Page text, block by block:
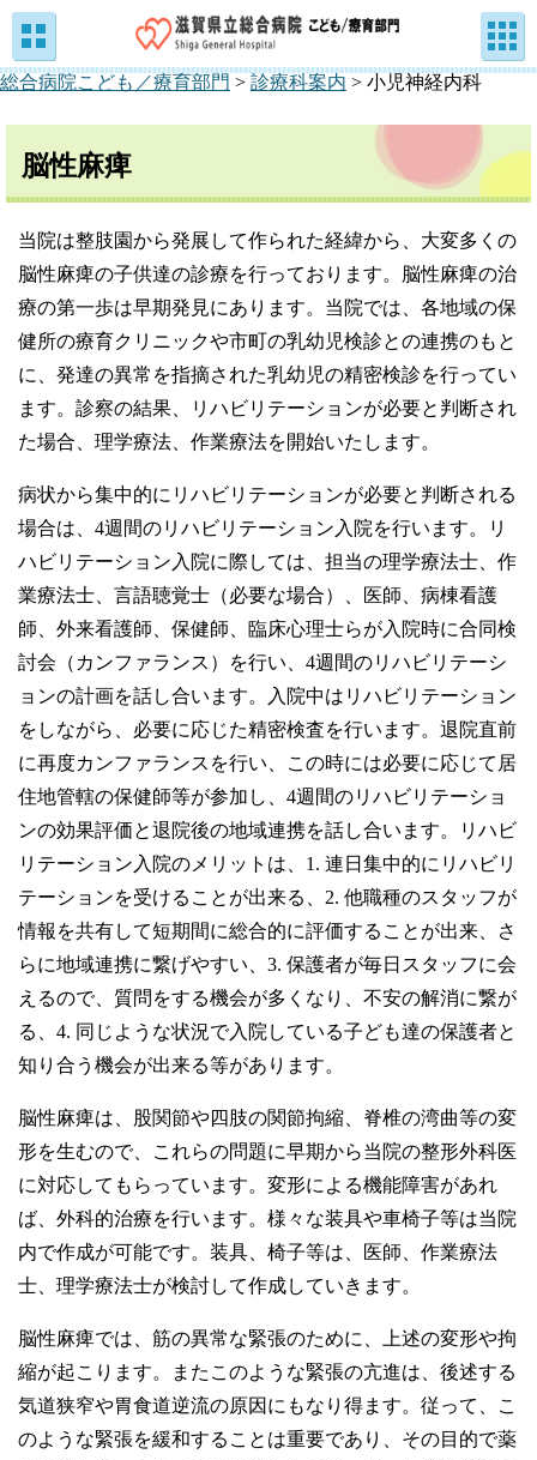
総合病院こども／療育部門 > 診療科案内 > 小児神経内科
脳性麻痺
当院は整肢園から発展して作られた経緯から、大変多くの
脳性麻痺の子供達の診療を行っております。脳性麻痺の治
療の第一歩は早期発見にあります。当院では、各地域の保
健所の療育クリニックや市町の乳幼児検診との連携のもと
に、発達の異常を指摘された乳幼児の精密検診を行ってい
ます。診察の結果、リハビリテーションが必要と判断され
た場合、理学療法、作業療法を開始いたします。
病状から集中的にリハビリテーションが必要と判断される
場合は、4週間のリハビリテーション入院を行います。リ
ハビリテーション入院に際しては、担当の理学療法士、作
業療法士、言語聴覚士（必要な場合）、医師、病棟看護
師、外来看護師、保健師、臨床心理士らが入院時に合同検
討会（カンファランス）を行い、4週間のリハビリテーシ
ョンの計画を話し合います。入院中はリハビリテーション
をしながら、必要に応じた精密検査を行います。退院直前
に再度カンファランスを行い、この時には必要に応じて居
住地管轄の保健師等が参加し、4週間のリハビリテーショ
ンの効果評価と退院後の地域連携を話し合います。リハビ
リテーション入院のメリットは、1. 連日集中的にリハビリ
テーションを受けることが出来る、2. 他職種のスタッフが
情報を共有して短期間に総合的に評価することが出来、さ
らに地域連携に繋げやすい、3. 保護者が毎日スタッフに会
えるので、質問をする機会が多くなり、不安の解消に繋が
る、4. 同じような状況で入院している子ども達の保護者と
知り合う機会が出来る等があります。
脳性麻痺は、股関節や四肢の関節拘縮、脊椎の湾曲等の変
形を生むので、これらの問題に早期から当院の整形外科医
に対応してもらっています。変形による機能障害があれ
ば、外科的治療を行います。様々な装具や車椅子等は当院
内で作成が可能です。装具、椅子等は、医師、作業療法
士、理学療法士が検討して作成していきます。
脳性麻痺では、筋の異常な緊張のために、上述の変形や拘
縮が起こります。またこのような緊張の亢進は、後述する
気道狭窄や胃食道逆流の原因にもなり得ます。従って、こ
のような緊張を緩和することは重要であり、その目的で薬